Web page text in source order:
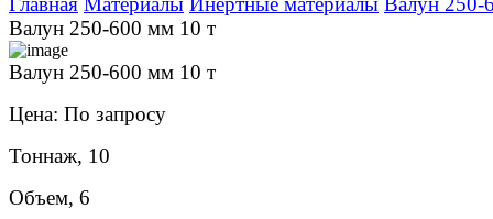
Валун 250-600 мм 10 т
Валун 250-600 мм 10 т
Цена: По запросу
Тоннаж, 10
Объем, 6